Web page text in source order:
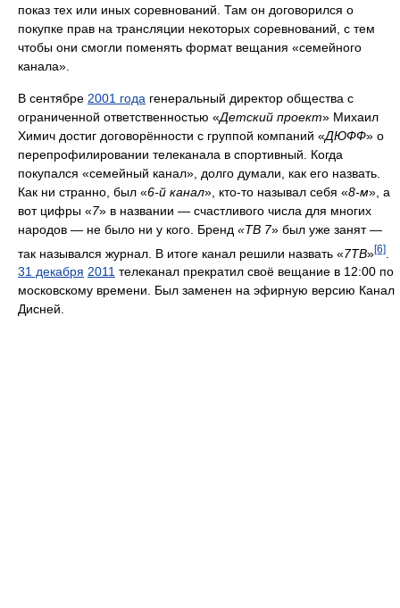
показ тех или иных соревнований. Там он договорился о
покупке прав на трансляции некоторых соревнований, с тем
чтобы они смогли поменять формат вещания «семейного
канала».
В сентябре 2001 года генеральный директор общества с
ограниченной ответственностью «Детский проект» Михаил
Химич достиг договорённости с группой компаний «ДЮФФ» о
перепрофилировании телеканала в спортивный. Когда
покупался «семейный канал», долго думали, как его назвать.
Как ни странно, был «6-й канал», кто-то называл себя «8-м», а
вот цифры «7» в названии — счастливого числа для многих
народов — не было ни у кого. Бренд «ТВ 7» был уже занят —
так назывался журнал. В итоге канал решили назвать «7ТВ»[6]
31 декабря 2011 телеканал прекратил своё вещание в 12:00 по
московскому времени. Был заменен на эфирную версию Канал
Дисней.